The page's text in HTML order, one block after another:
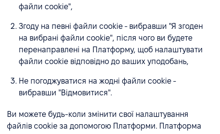
файли cookie",
Згоду на певні файли cookie - вибравши "Я згоден
на вибрані файли cookie", після чого ви будете
перенаправлені на Платформу, щоб налаштувати
файли cookie відповідно до ваших уподобань,
Не погоджуватися на жодні файли cookie -
вибравши "Відмовитися".
Ви можете будь-коли змінити свої налаштування
файлів cookie за допомогою Платформи. Платформа